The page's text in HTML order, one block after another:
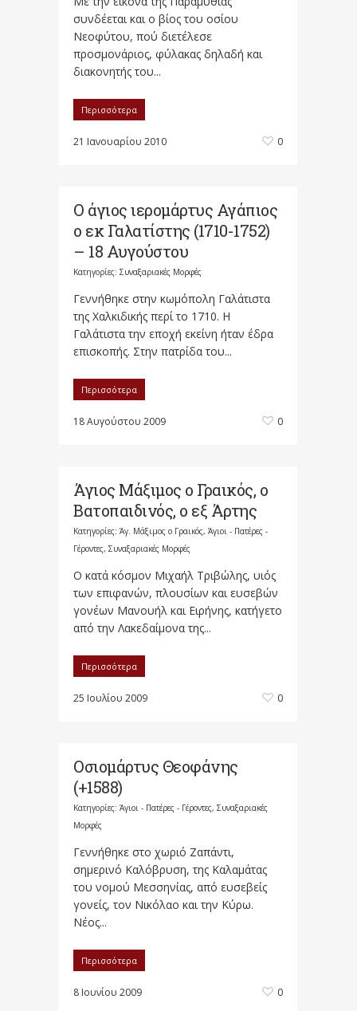
συνδέεται και ο βίος του οσίου
Νεοφύτου, πού διετέλεσε
προσμονάριος, φύλακας δηλαδή και
διακονητής του...
Περισσότερα
21 Ιανουαρίου 2010 0
Ο άγιος ιερομάρτυς Αγάπιος
ο εκ Γαλατίστης (1710-1752)
– 18 Αυγούστου
Κατηγορίες: Συναξαριακές Μορφές
Γεννήθηκε στην κωμόπολη Γαλάτιστα
της Χαλκιδικής περί το 1710. Η
Γαλάτιστα την εποχή εκείνη ήταν έδρα
επισκοπής. Στην πατρίδα του...
Περισσότερα
18 Αυγούστου 2009 0
Άγιος Μάξιμος ο Γραικός, ο
Βατοπαιδινός, ο εξ Άρτης
Κατηγορίες: Άγ. Μάξιμος ο Γραικός, Άγιοι - Πατέρες -
Γέροντες, Συναξαριακές Μορφές
Ο κατά κόσμον Μιχαήλ Τριβώλης, υιός
των επιφανών, πλουσίων και ευσεβών
γονέων Μανουήλ και Ειρήνης, κατήγετο
από την Λακεδαίμονα της...
Περισσότερα
25 Ιουλίου 2009 0
Οσιομάρτυς Θεοφάνης
(+1588)
Κατηγορίες: Άγιοι - Πατέρες - Γέροντες, Συναξαριακές
Μορφές
Γεννήθηκε στο χωριό Ζαπάντι,
σημερινό Καλόβρυση, της Καλαμάτας
του νομού Μεσσηνίας, από ευσεβείς
γονείς, τον Νικόλαο και την Κύρω.
Νέος...
Περισσότερα
8 Ιουνίου 2009 0